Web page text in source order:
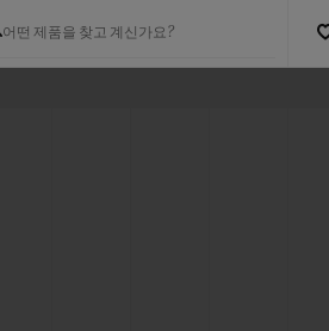
어떤 제품을 찾고 계신가요?